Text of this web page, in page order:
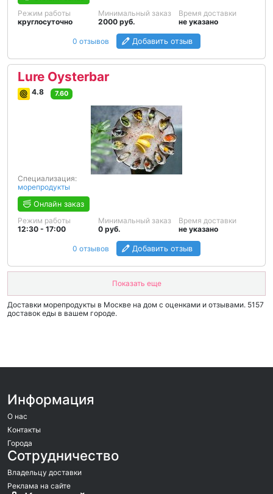
Режим работы
круглосуточно
Минимальный заказ
2000 руб.
Время доставки
не указано
0 отзывов Добавить отзыв
Lure Oysterbar
4.8 7.60
Специализация:
морепродукты
Онлайн заказ
Режим работы
12:30 - 17:00
Минимальный заказ
0 руб.
Время доставки
не указано
0 отзывов Добавить отзыв
Показать еще
Доставки морепродукты в Москве на дом c оценками и отзывами. 5157
доставок еды в вашем городе.
Информация
О нас
Контакты
Города
Сотрудничество
Владельцу доставки
Реклама на сайте